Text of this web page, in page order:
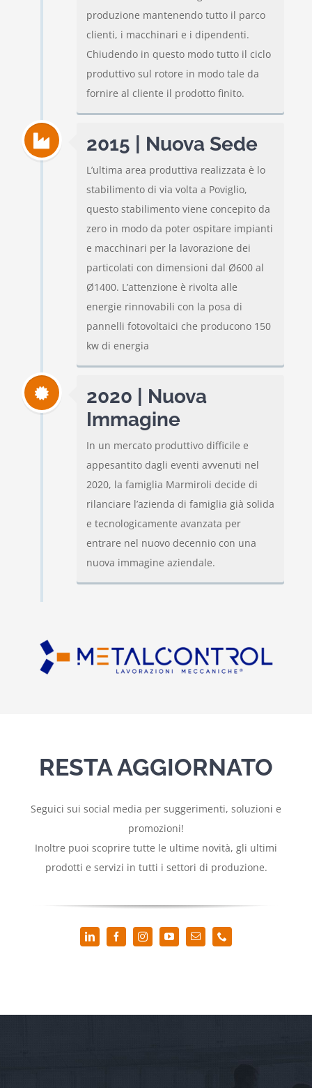
produzione mantenendo tutto il parco
clienti, i macchinari e i dipendenti.
Chiudendo in questo modo tutto il ciclo
produttivo sul rotore in modo tale da
fornire al cliente il prodotto finito.
2015 | Nuova Sede
L’ultima area produttiva realizzata è lo
stabilimento di via volta a Poviglio,
questo stabilimento viene concepito da
zero in modo da poter ospitare impianti
e macchinari per la lavorazione dei
particolati con dimensioni dal Ø600 al
Ø1400. L’attenzione è rivolta alle
energie rinnovabili con la posa di
pannelli fotovoltaici che producono 150
kw di energia
2020 | Nuova
Immagine
In un mercato produttivo difficile e
appesantito dagli eventi avvenuti nel
2020, la famiglia Marmiroli decide di
rilanciare l’azienda di famiglia già solida
e tecnologicamente avanzata per
entrare nel nuovo decennio con una
nuova immagine aziendale.
RESTA AGGIORNATO
Seguici sui social media per suggerimenti, soluzioni e
promozioni!
Inoltre puoi scoprire tutte le ultime novità, gli ultimi
prodotti e servizi in tutti i settori di produzione.